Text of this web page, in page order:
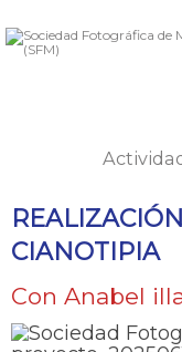
CIANOTIPIA
Con Anabel